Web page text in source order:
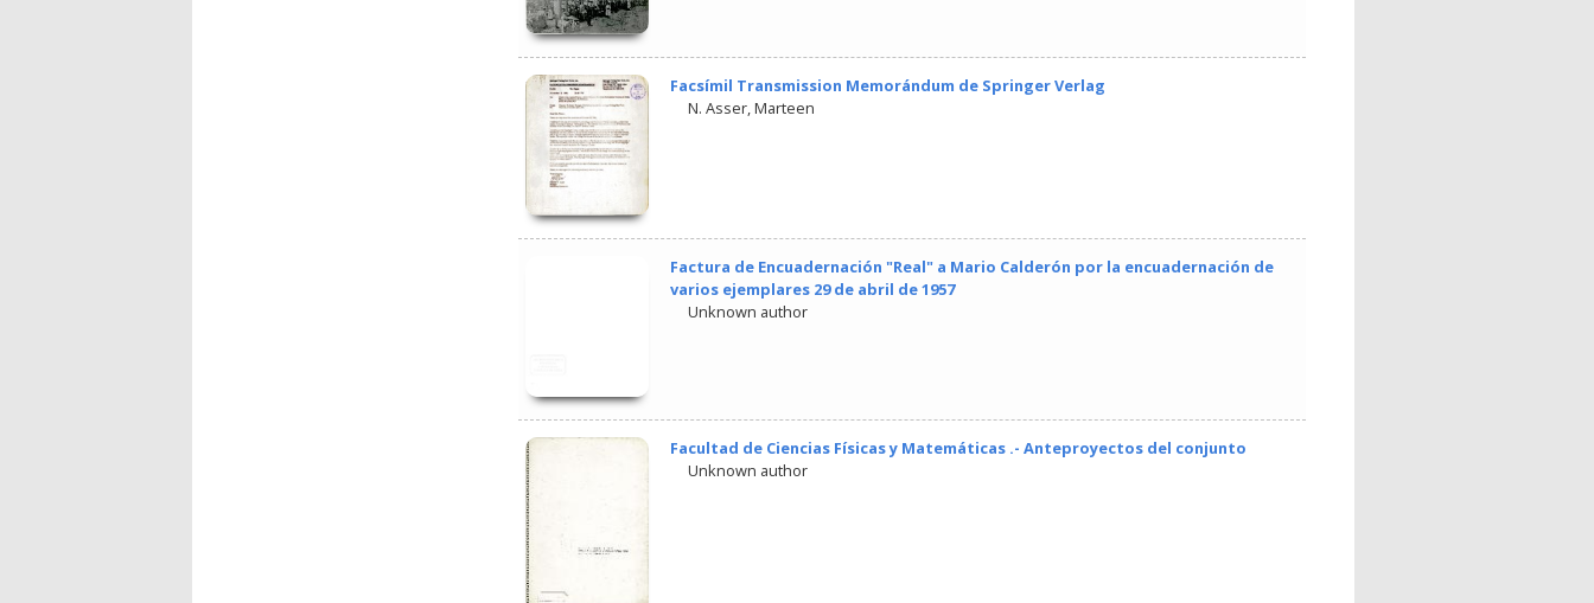
Facsímil Transmission Memorándum de Springer Verlag
N. Asser, Marteen
Factura de Encuadernación "Real" a Mario Calderón por la encuadernación de
varios ejemplares 29 de abril de 1957
Unknown author
Facultad de Ciencias Físicas y Matemáticas .- Anteproyectos del conjunto
Unknown author